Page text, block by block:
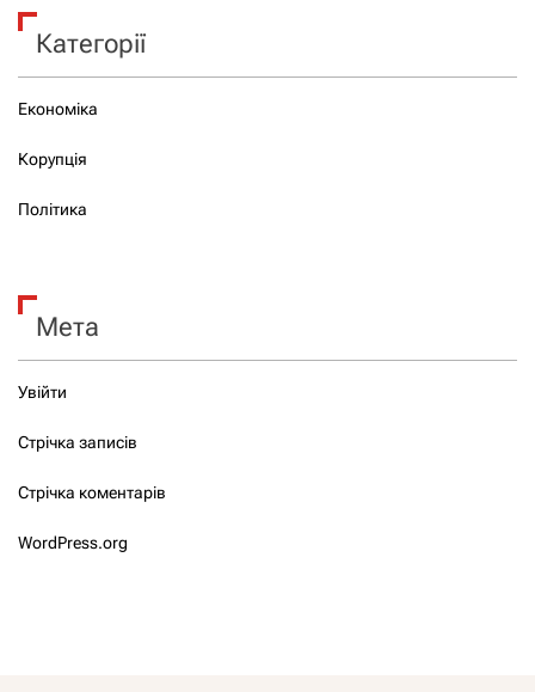
Категорії
Економіка
Корупція
Політика
Мета
Увійти
Стрічка записів
Стрічка коментарів
WordPress.org